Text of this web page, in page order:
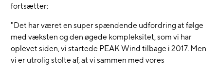
fortsætter:
"Det har været en super spændende udfordring at følge
med væksten og den øgede kompleksitet, som vi har
oplevet siden, vi startede PEAK Wind tilbage i 2017. Men
vi er utrolig stolte af, at vi sammen med vores